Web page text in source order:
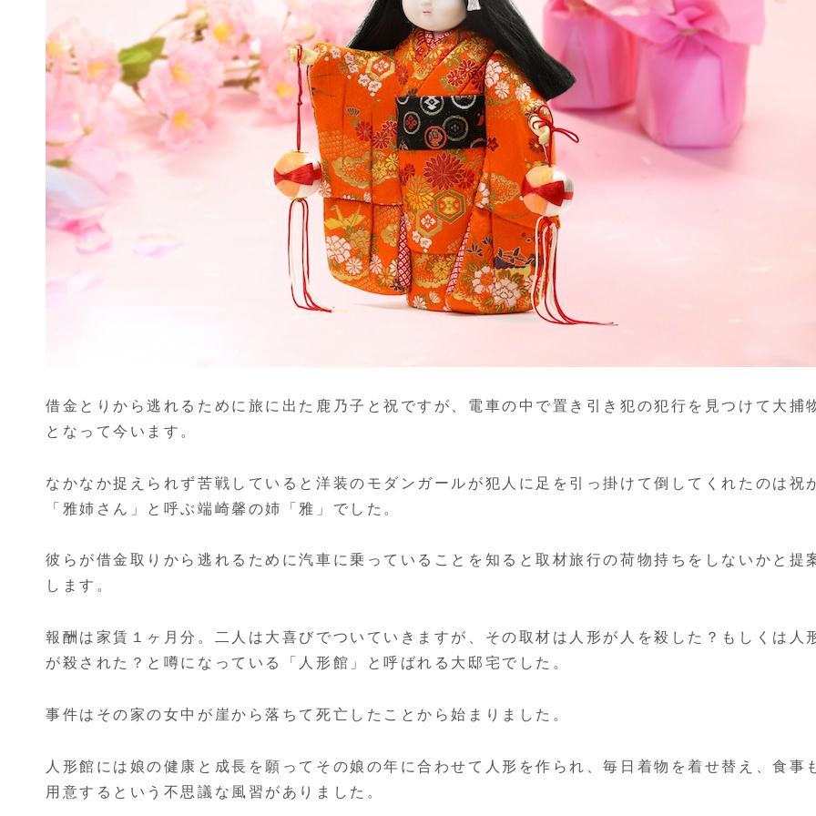
借金とりから逃れるために旅に出た鹿乃子と祝ですが、電車の中で置き引き犯の犯行を見つけて大捕
となって今います。
なかなか捉えられず苦戦していると洋装のモダンガールが犯人に足を引っ掛けて倒してくれたのは祝
「雅姉さん」と呼ぶ端崎馨の姉「雅」でした。
彼らが借金取りから逃れるために汽車に乗っていることを知ると取材旅行の荷物持ちをしないかと提
します。
報酬は家賃１ヶ月分。二人は大喜びでついていきますが、その取材は人形が人を殺した？もしくは人
が殺された？と噂になっている「人形館」と呼ばれる大邸宅でした。
事件はその家の女中が崖から落ちて死亡したことから始まりました。
人形館には娘の健康と成長を願ってその娘の年に合わせて人形を作られ、毎日着物を着せ替え、食事
用意するという不思議な風習がありました。